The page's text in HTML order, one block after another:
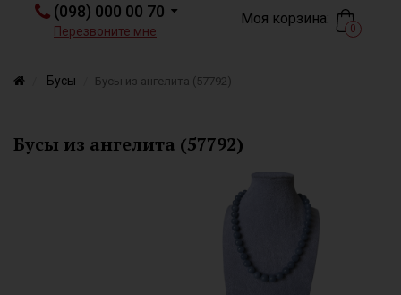
(098) 000 00 70
Перезвоните мне
Моя корзина:
0
Бусы Бусы из ангелита (57792)
Бусы из ангелита (57792)